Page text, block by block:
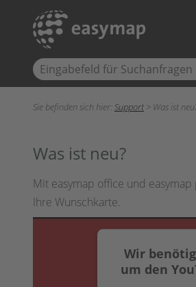
Sie befinden sich hier:Support > Was ist
Was ist neu?
Mit easymap office und
Ihre Wunschkarte.
Wir
um den